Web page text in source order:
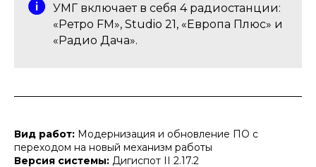
УМГ включает в себя 4 радиостанции:
«Ретро FM», Studio 21, «Европа Плюс» и
«Радио Дача».
Вид работ: Модернизация и обновление ПО с
переходом на новый механизм работы
Версия системы: Дигиспот II 2.17.2